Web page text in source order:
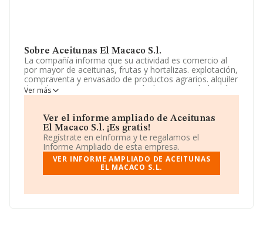
Sobre Aceitunas El Macaco S.l.
La compañía informa que su actividad es comercio al
por mayor de aceitunas, frutas y hortalizas. explotación,
compraventa y envasado de productos agrarios. alquiler
de todo tipo de maquinaria agrícola. La sociedad está
inscrita en el Registro Mercantil como Sociedad
a 'Comercio al por mayor de frutas y hortalizas', cuyo
Código es 4631. La empresa no tiene actividad en
mercados exteriores.
La empresaAceitunas El Macaco S.L, con NIF
B02688521, se encuentra en Carretera Nacional 630 Km
641, (06800), en el municipio de Merida, en Badajoz,
Ver más
Ver el informe ampliado de Aceitunas
El Macaco S.l. ¡Es gratis!
Regístrate en eInforma y te regalamos el
Informe Ampliado de esta empresa.
VER INFORME AMPLIADO DE ACEITUNAS
EL MACACO S.L.